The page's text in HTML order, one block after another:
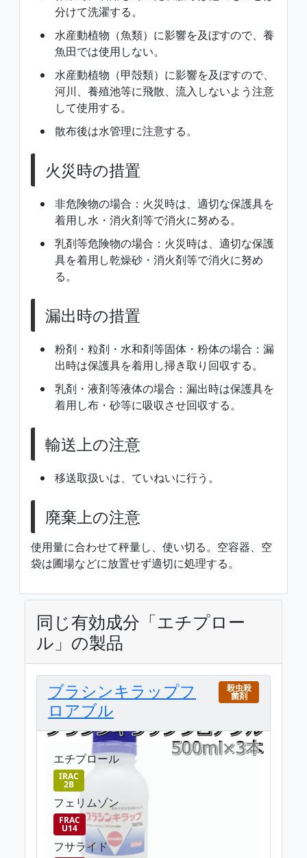
分けて洗濯する。
水産動植物（魚類）に影響を及ぼすので、養
魚田では使用しない。
水産動植物（甲殻類）に影響を及ぼすので、
河川、養殖池等に飛散、流入しないよう注意
して使用する。
散布後は水管理に注意する。
火災時の措置
非危険物の場合：火災時は、適切な保護具を
着用し水・消火剤等で消火に努める。
乳剤等危険物の場合：火災時は、適切な保護
具を着用し乾燥砂・消火剤等で消火に努め
る。
漏出時の措置
粉剤・粒剤・水和剤等固体・粉体の場合：漏
出時は保護具を着用し掃き取り回収する。
乳剤・液剤等液体の場合：漏出時は保護具を
着用し布・砂等に吸収させ回収する。
輸送上の注意
移送取扱いは、ていねいに行う。
廃棄上の注意
使用量に合わせて秤量し、使い切る。空容器、空
袋は圃場などに放置せず適切に処理する。
同じ有効成分「エチプロー
ル」の製品
ブラシンキラップフ
ロアブル
殺虫殺
菌剤
エチプロール
IRAC
2B
フェリムゾン
FRAC
U14
フサライド